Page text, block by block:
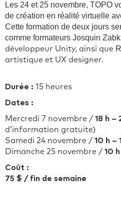
Les 24 et 25 novembre, TOPO
de création en réalité virtuelle
Cette formation de deux jours
comme formateurs Josquin
développeur Unity, ainsi que
artistique et UX designer.
Durée : 15 heures
Dates :
Mercredi 7 novembre / 18 h –
d’information gratuite)
Samedi 24 novembre / 10 h –
Dimanche 25 novembre / 10
Coût :
75 $ / fin de semaine